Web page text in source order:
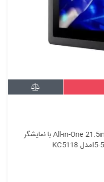
کامپیوتر پک All-in-One 21.5inch box i5 5200u (HMI) با نمایشگر